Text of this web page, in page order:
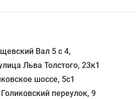
Вал 5 с 4,
Льва Толстого, 23к1
шоссе, 5с1